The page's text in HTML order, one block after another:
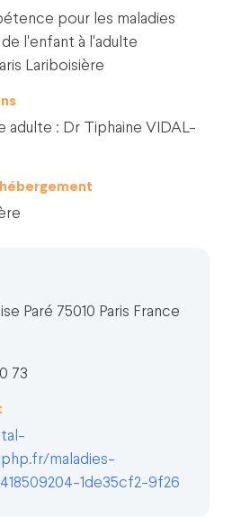
pour les maladies
l'enfant à l'adulte
Lariboisière
adulte : Dr Tiphaine VIDAL-
Paré 75010 Paris France
73
maladies-
1de35cf2-9f26